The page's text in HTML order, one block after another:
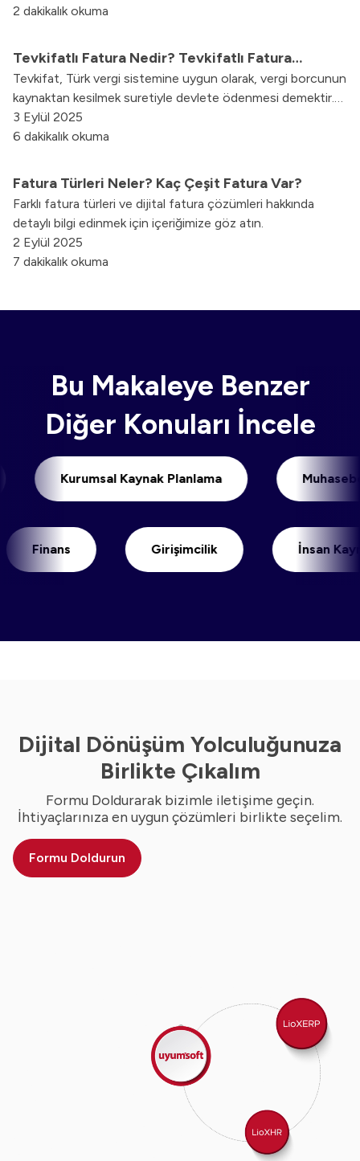
etmek önemlidir.
2 dakikalık okuma
Tevkifatlı Fatura Nedir? Tevkifatlı Fatura
Kesmek
Tevkifat, Türk vergi sistemine uygun olarak, vergi borcunun
kaynaktan kesilmek suretiyle devlete ödenmesi demektir.
Tevkifatlı fatura, KDV kayıp kaçağını önlemek amacıyla,
fatura kesimi esnasında KDV’nin tevkif edilerek, bir kısmı
ödenir.
3 Eylül 2025
6 dakikalık okuma
Fatura Türleri Neler? Kaç Çeşit Fatura Var?
Farklı fatura türleri ve dijital fatura çözümleri hakkında
detaylı bilgi edinmek için içeriğimize göz atın.
2 Eylül 2025
7 dakikalık okuma
Bu Makaleye Benzer
Diğer Konuları İncele
Kurumsal Kaynak Planlama
Finans Girişimcilik İnsan
Dijital Dönüşüm Yolculuğunuza
Birlikte Çıkalım
Formu Doldurarak bizimle iletişime geçin.
İhtiyaçlarınıza en uygun çözümleri birlikte seçelim.
Formu Doldurun